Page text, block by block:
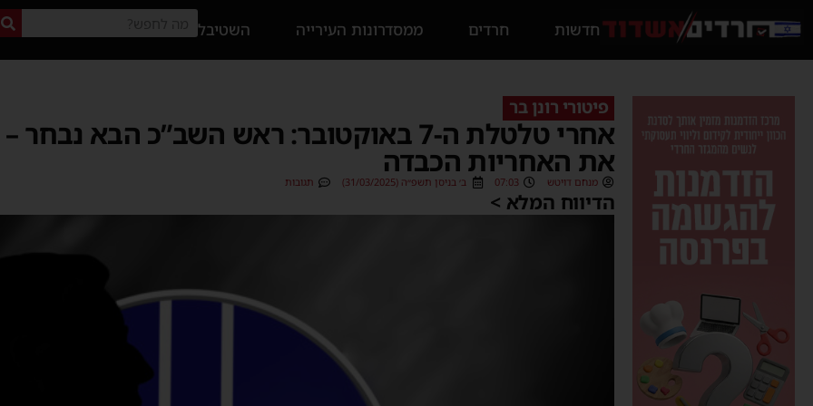
חדשות חרדים ממסדרונות העירייה השטיבל
פיטורי רונן בר
אחרי טלטלת ה-7 באוקטובר: ראש השב”כ הבא
את האחריות הכבדה
מנחם דויטש 07:03 ב׳ בניסן תשפ״ה (31/03/2025) תגובות
הדיווח המלא >